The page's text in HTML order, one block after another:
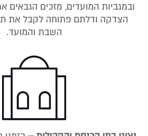
ובמגביות המועדים, מזכים הגבאים
הצדקה ודלתם פתוחה לקבל את
השבת והמועד.